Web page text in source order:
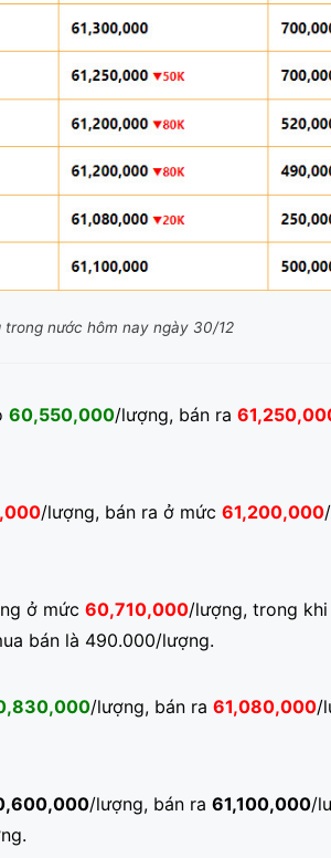
trong nước hôm nay ngày 30/12
60,550,000/lượng, bán ra
/lượng, bán ra ở mức 61,200,000
ở mức 60,710,000/lượng, trong
bán là 490.000/lượng.
/lượng, bán ra 61,080,000/
/lượng, bán ra 61,100,000/